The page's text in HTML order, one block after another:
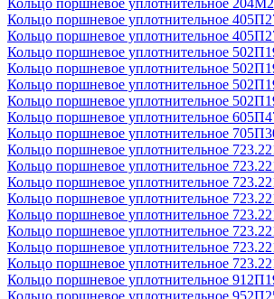
Кольцо поршневое уплотнительное
Кольцо поршневое уплотнительное
Кольцо поршневое уплотнительное
Кольцо поршневое уплотнительное
Кольцо поршневое уплотнительное
Кольцо поршневое уплотнительное
Кольцо поршневое уплотнительное
Кольцо поршневое уплотнительное
Кольцо поршневое уплотнительное
Кольцо поршневое уплотнительное
Кольцо поршневое уплотнительное
Кольцо поршневое уплотнительное
Кольцо поршневое уплотнительное
Кольцо поршневое уплотнительное
Кольцо поршневое уплотнительное
Кольцо поршневое уплотнительное
Кольцо поршневое уплотнительное
Кольцо поршневое уплотнительное